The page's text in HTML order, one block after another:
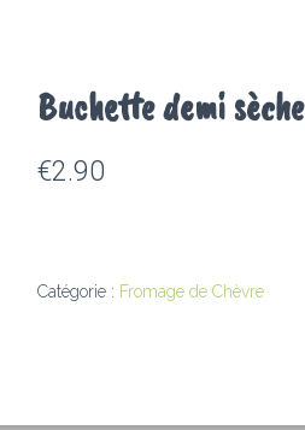
Buchette demi sèche
€2.90
Catégorie : Fromage de Chèvre